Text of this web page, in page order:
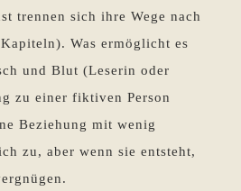
trennen sich ihre Wege nach
Was ermöglicht es
und Blut (Leserin oder
zu einer fiktiven Person
Beziehung mit wenig
zu, aber wenn sie entsteht,